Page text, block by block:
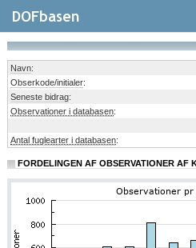
Navn:
Obserkode/initialer:
Seneste bidrag:
Observationer i databasen:
Antal fuglearter i databasen:
FORDELINGEN AF OBSERVATIONER AF